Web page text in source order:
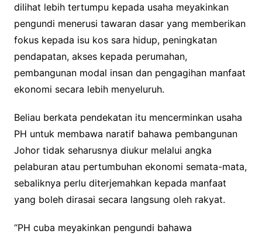
dilihat lebih tertumpu kepada usaha meyakinkan
pengundi menerusi tawaran dasar yang memberikan
fokus kepada isu kos sara hidup, peningkatan
pendapatan, akses kepada perumahan,
pembangunan modal insan dan pengagihan manfaat
ekonomi secara lebih menyeluruh.
Beliau berkata pendekatan itu mencerminkan usaha
PH untuk membawa naratif bahawa pembangunan
Johor tidak seharusnya diukur melalui angka
pelaburan atau pertumbuhan ekonomi semata-mata,
sebaliknya perlu diterjemahkan kepada manfaat
yang boleh dirasai secara langsung oleh rakyat.
“PH cuba meyakinkan pengundi bahawa